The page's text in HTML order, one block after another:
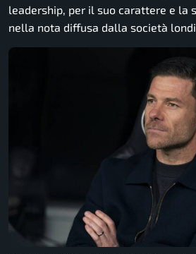
leadership, per il suo carattere e la
nella nota diffusa dalla società